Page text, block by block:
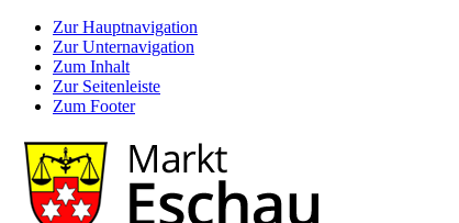
Zur Hauptnavigation
Zur Unternavigation
Zum Inhalt
Zur Seitenleiste
Zum Footer